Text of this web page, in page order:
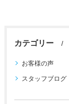
カテゴリー
お客様の声
スタッフブログ